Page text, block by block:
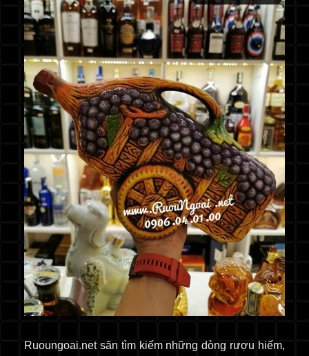
Ruoungoai.net săn tìm kiếm những dòng rượu hiếm,